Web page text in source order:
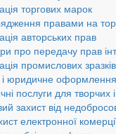
торгових марок
правами на
авторських прав
про передачу прав
промислових
і юридичне
послуги для творчих і
захист від
електронної